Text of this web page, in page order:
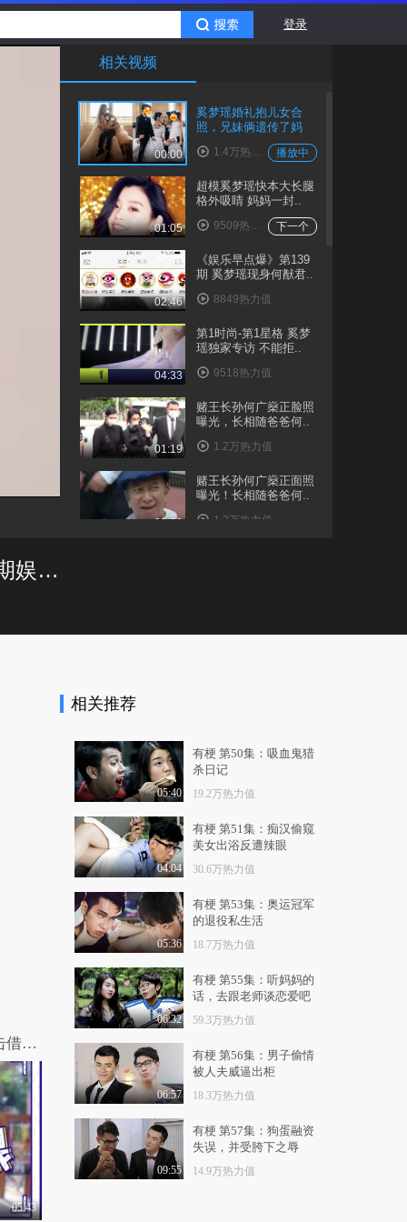
登录
相关视频
00:00
奚梦瑶婚礼抱儿女合
照，兄妹俩遗传了妈
播放中
1.4万热力值
01:05
超模奚梦瑶快本大长腿
格外吸睛 妈妈一封..
下一个
9509热力值
02:46
《娱乐早点爆》第139
期 奚梦瑶现身何猷君..
8849热力值
04:33
第1时尚-第1星格 奚梦
瑶独家专访 不能拒..
9518热力值
01:19
赌王长孙何广燊正脸照
曝光，长相随爸爸何..
1.2万热力值
00:58
赌王长孙何广燊正面照
曝光！长相随爸爸何..
1.3万热力值
03:04
02:13
何穗奚梦瑶长腿超模撩
动上海，今年维密秀..
00:15
活动现场偶遇奚梦瑶，
真是肤白貌美大长腿..
01:40
奚梦瑶第五次登台摔
倒，她是如何成为超
模..
超模分析奚梦瑶的笑容
维密超模奚梦瑶畅谈自
奚梦瑶的开挂人生开
岁..
奚梦瑶婚礼抱儿女合照，兄妹俩遗传了妈妈的超模基因，腿长比例抢镜#第36期娱乐热点剧评社#
相关推荐
05:40
有梗 第50集：吸血鬼猎
杀日记
19.2万热力值
04:04
有梗 第51集：痴汉偷窥
美女出浴反遭辣眼
30.6万热力值
05:36
有梗 第53集：奥运冠军
的退役私生活
18.7万热力值
06:32
有梗 第55集：听妈妈的
话，去跟老师谈恋爱吧
59.3万热力值
06:57
有梗 第56集：男子偷情
被人夫威逼出柜
18.3万热力值
09:55
有梗 第57集：狗蛋融资
失误，并受胯下之辱
14.9万热力值
史上最考验感情的采访，看好基友被突击借钱的真实反应
05:43